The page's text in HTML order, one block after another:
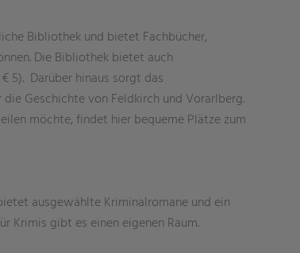
Bibliothek und bietet Fachbücher,
Die Bibliothek bietet auch
5). Darüber hinaus sorgt das
Geschichte von Feldkirch und Vorarlberg.
möchte, findet hier bequeme Plätze zum
ausgewählte Kriminalromane und ein
Krimis gibt es einen eigenen Raum.